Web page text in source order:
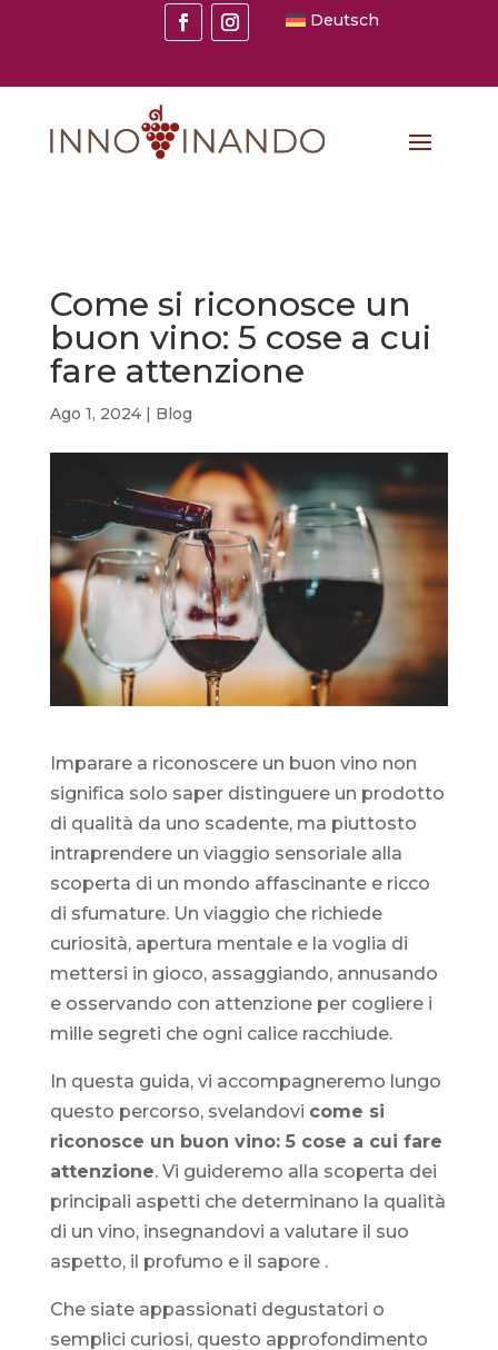
Deutsch
Come si riconosce un
buon vino: 5 cose a cui
fare attenzione
Ago 1, 2024| Blog
Imparare a riconoscere un buon vino non
significa solo saper distinguere un prodotto
di qualità da uno scadente, ma piuttosto
intraprendere un viaggio sensoriale alla
scoperta di un mondo affascinante e ricco
di sfumature. Un viaggio che richiede
curiosità, apertura mentale e la voglia di
mettersi in gioco, assaggiando, annusando
e osservando con attenzione per cogliere i
mille segreti che ogni calice racchiude.
In questa guida, vi accompagneremo lungo
questo percorso, svelandovi come si
riconosce un buon vino: 5 cose a cui fare
attenzione. Vi guideremo alla scoperta dei
principali aspetti che determinano la qualità
di un vino, insegnandovi a valutare il suo
aspetto, il profumo e il sapore .
Che siate appassionati degustatori o
semplici curiosi, questo approfondimento